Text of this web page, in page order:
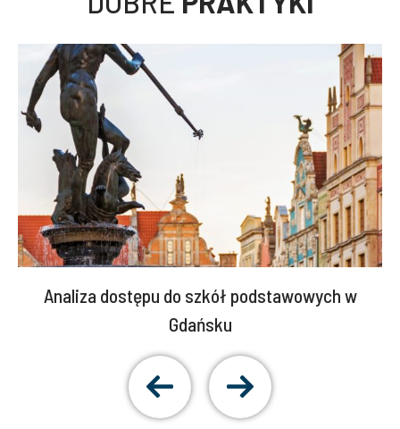
Analiza dostępu do szkół podstawowych w
Gdańsku
Pokaż
poprzedni
slajd
Pokaż
następny
slajd